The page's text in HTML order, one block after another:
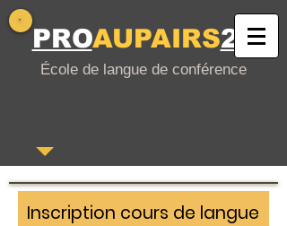
PROAUPAIRS24
École de langue de conférence
Inscription cours de langue